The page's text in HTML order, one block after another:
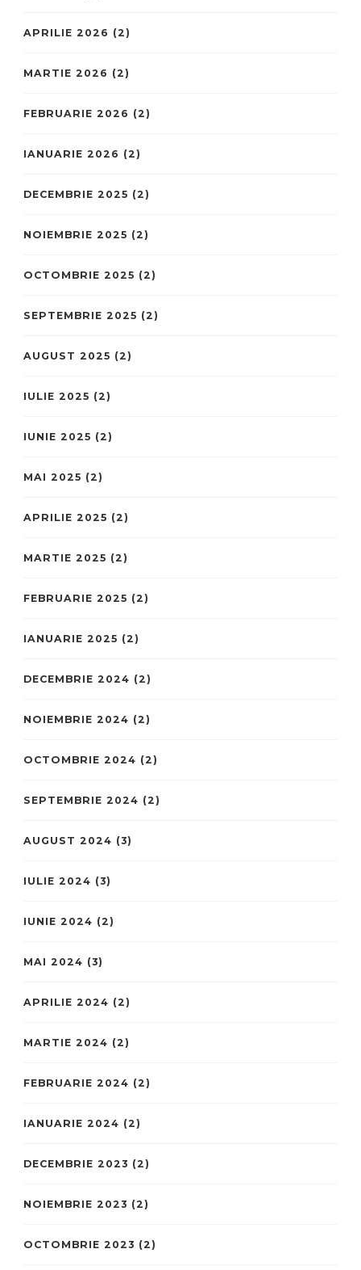
APRILIE 2026 (2)
MARTIE 2026 (2)
FEBRUARIE 2026 (2)
IANUARIE 2026 (2)
DECEMBRIE 2025 (2)
NOIEMBRIE 2025 (2)
OCTOMBRIE 2025 (2)
SEPTEMBRIE 2025 (2)
AUGUST 2025 (2)
IULIE 2025 (2)
IUNIE 2025 (2)
MAI 2025 (2)
APRILIE 2025 (2)
MARTIE 2025 (2)
FEBRUARIE 2025 (2)
IANUARIE 2025 (2)
DECEMBRIE 2024 (2)
NOIEMBRIE 2024 (2)
OCTOMBRIE 2024 (2)
SEPTEMBRIE 2024 (2)
AUGUST 2024 (3)
IULIE 2024 (3)
IUNIE 2024 (2)
MAI 2024 (3)
APRILIE 2024 (2)
MARTIE 2024 (2)
FEBRUARIE 2024 (2)
IANUARIE 2024 (2)
DECEMBRIE 2023 (2)
NOIEMBRIE 2023 (2)
OCTOMBRIE 2023 (2)